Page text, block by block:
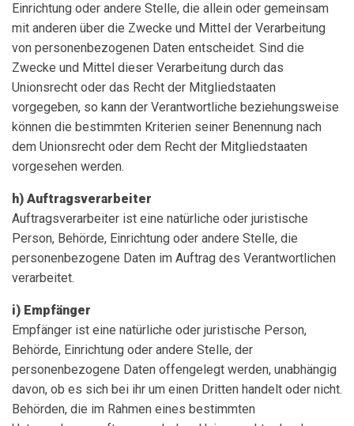
Einrichtung oder andere Stelle, die allein oder gemeinsam
mit anderen über die Zwecke und Mittel der Verarbeitung
von personenbezogenen Daten entscheidet. Sind die
Zwecke und Mittel dieser Verarbeitung durch das
Unionsrecht oder das Recht der Mitgliedstaaten
vorgegeben, so kann der Verantwortliche beziehungsweise
können die bestimmten Kriterien seiner Benennung nach
dem Unionsrecht oder dem Recht der Mitgliedstaaten
vorgesehen werden.
h) Auftragsverarbeiter
Auftragsverarbeiter ist eine natürliche oder juristische
Person, Behörde, Einrichtung oder andere Stelle, die
personenbezogene Daten im Auftrag des Verantwortlichen
verarbeitet.
i) Empfänger
Empfänger ist eine natürliche oder juristische Person,
Behörde, Einrichtung oder andere Stelle, der
personenbezogene Daten offengelegt werden, unabhängig
davon, ob es sich bei ihr um einen Dritten handelt oder nicht.
Behörden, die im Rahmen eines bestimmten